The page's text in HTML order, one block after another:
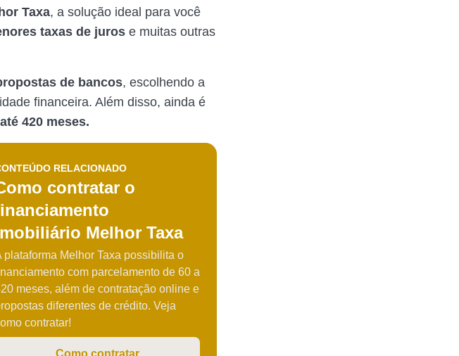
Taxa, a solução ideal para você
taxas de juros e muitas outras
de bancos, escolhendo a
financeira. Além disso, ainda é
até 420 meses.
RELACIONADO
contratar o
Melhor Taxa
plataforma Melhor Taxa possibilita o
com parcelamento de 60 a
meses, além de contratação online e
diferentes de crédito. Veja
contratar!
Como contratar